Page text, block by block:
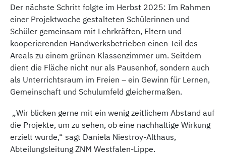
Der nächste Schritt folgte im Herbst 2025: Im Rahmen
einer Projektwoche gestalteten Schülerinnen und
Schüler gemeinsam mit Lehrkräften, Eltern und
kooperierenden Handwerksbetrieben einen Teil des
Areals zu einem grünen Klassenzimmer um. Seitdem
dient die Fläche nicht nur als Pausenhof, sondern auch
als Unterrichtsraum im Freien – ein Gewinn für Lernen,
Gemeinschaft und Schulumfeld gleichermaßen.
„Wir blicken gerne mit ein wenig zeitlichem Abstand auf
die Projekte, um zu sehen, ob eine nachhaltige Wirkung
erzielt wurde,“ sagt Daniela Niestroy-Althaus,
Abteilungsleitung ZNM Westfalen-Lippe.